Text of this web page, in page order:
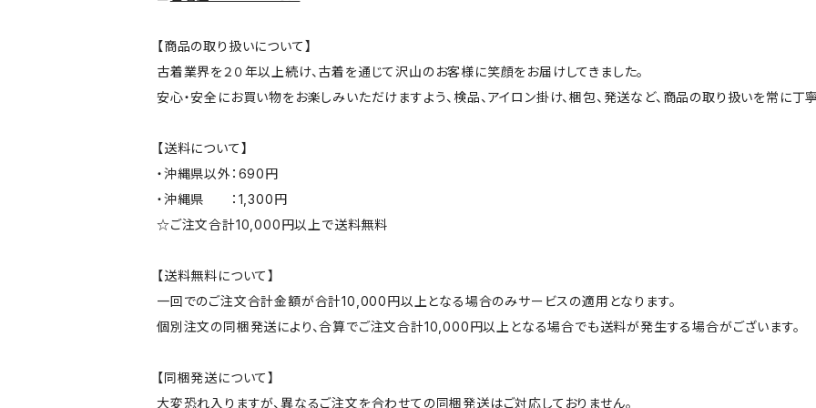
【商品の取り扱いについて】
古着業界を２０年以上続け、古着を通じて沢山のお客様に笑顔をお届けしてきました。
安心・安全にお買い物をお楽しみいただけますよう、検品、アイロン掛け、梱包、発送など、商品の取り扱いを常に丁寧
【送料について】
・沖縄県以外：690円
・沖縄県 ：1,300円
☆ご注文合計10,000円以上で送料無料
【送料無料について】
一回でのご注文合計金額が合計10,000円以上となる場合のみサービスの適用となります。
個別注文の同梱発送により、合算でご注文合計10,000円以上となる場合でも送料が発生する場合がございます。
【同梱発送について】
大変恐れ入りますが、異なるご注文を合わせての同梱発送はご対応しておりません。